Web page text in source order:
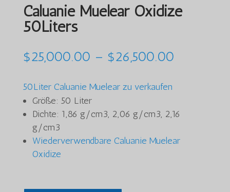
Caluanie Muelear Oxidize
50Liters
$25,000.00 – $26,500.00
50Liter Caluanie Muelear zu verkaufen
Größe: 50 Liter
Dichte: 1,86 g/cm3, 2,06 g/cm3, 2,16
g/cm3
Wiederverwendbare Caluanie Muelear
Oxidize